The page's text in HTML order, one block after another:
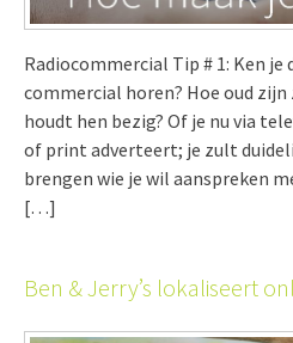
Radiocommercial Tip # 1: Ken
commercial horen? Hoe oud zijn
houdt hen bezig? Of je nu via
of print adverteert; je zult
brengen wie je wil aanspreken
[…]
Ben & Jerry’s lokaliseert